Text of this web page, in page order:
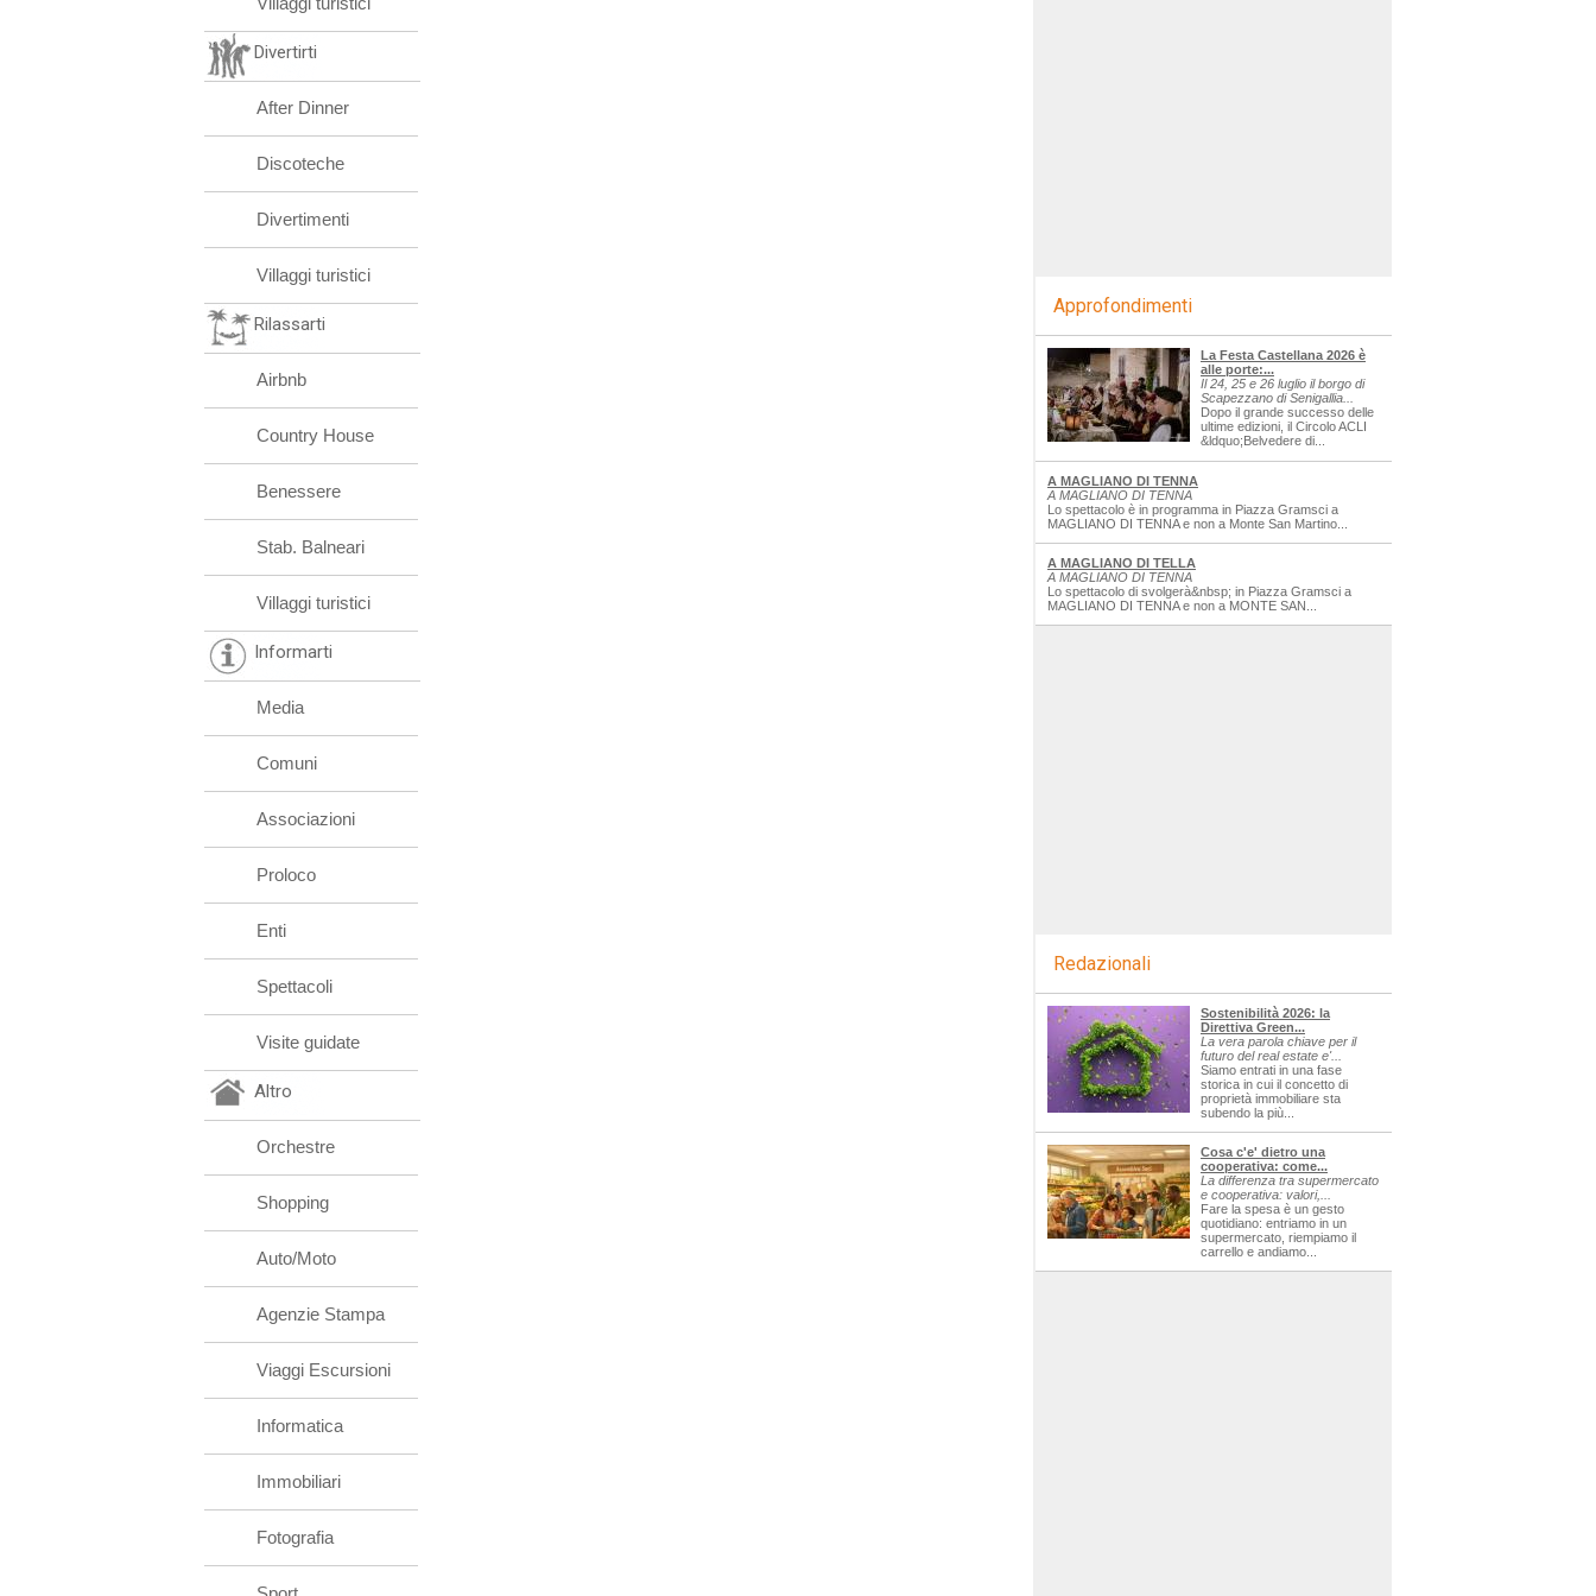
Divertirti
After Dinner
Discoteche
Divertimenti
Villaggi turistici
Rilassarti
Airbnb
Country House
Benessere
Stab. Balneari
Villaggi turistici
Informarti
Media
Comuni
Associazioni
Proloco
Enti
Spettacoli
Visite guidate
Altro
Orchestre
Shopping
Auto/Moto
Agenzie Stampa
Viaggi Escursioni
Informatica
Immobiliari
Fotografia
Approfondimenti
La Festa Castellana 2026 è
alle porte:...
Il 24, 25 e 26 luglio il borgo di
Scapezzano di Senigallia...
Dopo il grande successo delle
ultime edizioni, il Circolo ACLI
&ldquo;Belvedere di...
A MAGLIANO DI TENNA
A MAGLIANO DI TENNA
Lo spettacolo è in programma in Piazza Gramsci a
MAGLIANO DI TENNA e non a Monte San Martino...
A MAGLIANO DI TELLA
A MAGLIANO DI TENNA
Lo spettacolo di svolgerà&nbsp; in Piazza Gramsci a
MAGLIANO DI TENNA e non a MONTE SAN...
Redazionali
Sostenibilità 2026: la
Direttiva Green...
La vera parola chiave per il
futuro del real estate e'...
Siamo entrati in una fase
storica in cui il concetto di
proprietà immobiliare sta
subendo la più...
Cosa c'e' dietro una
cooperativa: come...
La differenza tra supermercato
e cooperativa: valori,...
Fare la spesa è un gesto
quotidiano: entriamo in un
supermercato, riempiamo il
carrello e andiamo...